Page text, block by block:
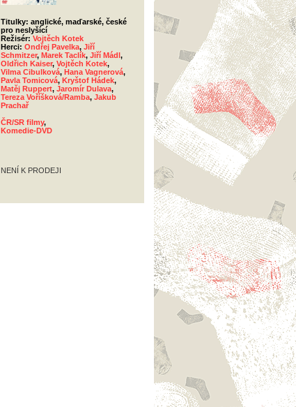
Titulky: anglické, maďarské, české
pro neslyšící
Režisér: Vojtěch Kotek
Herci: Ondřej Pavelka, Jiří
Schmitzer, Marek Taclík, Jiří Mádl,
Oldřich Kaiser, Vojtěch Kotek,
Vilma Cibulková, Hana Vagnerová,
Pavla Tomicová, Kryštof Hádek,
Matěj Ruppert, Jaromír Dulava,
Tereza Voříšková/Ramba, Jakub
Prachař
ČR/SR filmy,
Komedie-DVD
NENÍ K PRODEJI